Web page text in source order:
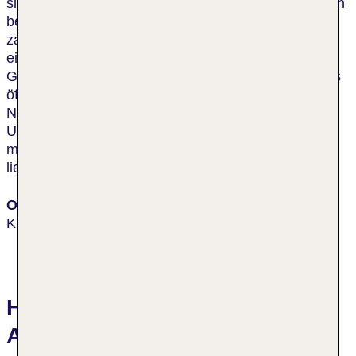
sich wie in der Zeit zurückversetzt. Kazimierz ist auch
berühmt für seine Restaurants und Pubs, die eine
zauberhafte Atmosphäre ausstrahlen. Kazimierz ist
ein charmantes Viertel, das auch viel über die
Geschichte des Landes erzählt. Anbindungen an das
öffentliche Verkehrsnetz, Einkaufsmöglichkeiten und
Nachtclubs findet man in der unmittelbaren
Umgebung des Hotels. Das Stadtzentrum erreicht
man nach nur etwa 1 km. Der Flughafen von Krakau
liegt in rund 12 km Entfernung.
Ort
Krakau
Hotelbewertungen Spatz
Aparthotel